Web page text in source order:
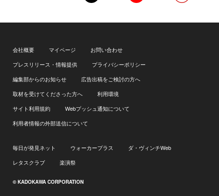
会社概要 マイページ
お問い合わせ
プレスリリース・情報提供
プライバシーポリシー
編集部からのお知らせ
広告出稿をご検討の方へ
取材を受けてくださった方へ
利用環境
サイト利用規約
Webプッシュ通知について
利用者情報の外部送信について
毎日が発見ネット ウォーカープラス
ダ・ヴィンチWeb
レタスクラブ
楽演祭
© KADOKAWA CORPORATION